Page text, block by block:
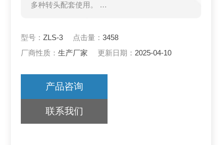
多种转头配套使用。
型号：ZLS-3 点击量：3458
厂商性质：生产厂家 更新日期： 2025-04-10
产品咨询
联系我们